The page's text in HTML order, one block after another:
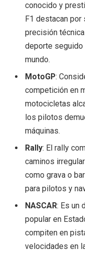
conocido y
F1 destacan
precisión
deporte seguido
mundo.
MotoGP:
competición en
motocicletas
los pilotos
máquinas.
Rally: El rally
caminos
como grava o
para pilotos y
NASCAR: Es un
popular en
compiten en
velocidades en